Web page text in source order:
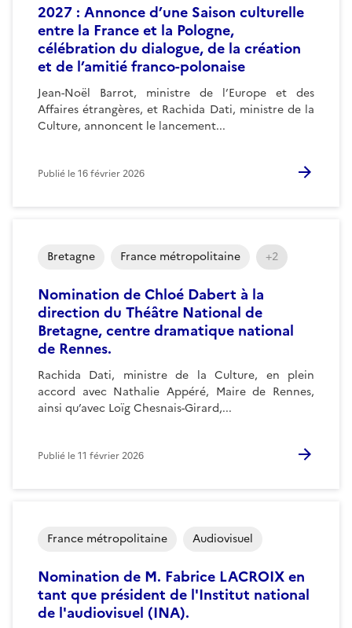
2027 : Annonce d’une Saison culturelle
entre la France et la Pologne,
célébration du dialogue, de la création
et de l’amitié franco-polonaise
Jean-Noël Barrot, ministre de l’Europe et des
Affaires étrangères, et Rachida Dati, ministre de la
Culture, annoncent le lancement...
Publié le16 février 2026
Nomination de Chloé Dabert à la
direction du Théâtre National de
Bretagne, centre dramatique national
de Rennes.
Rachida Dati, ministre de la Culture, en plein
accord avec Nathalie Appéré, Maire de Rennes,
ainsi qu’avec Loïg Chesnais-Girard,...
Bretagne France métropolitaine +2
Publié le11 février 2026
Nomination de M. Fabrice LACROIX en
tant que président de l'Institut national
de l'audiovisuel (INA).
France métropolitaine Audiovisuel